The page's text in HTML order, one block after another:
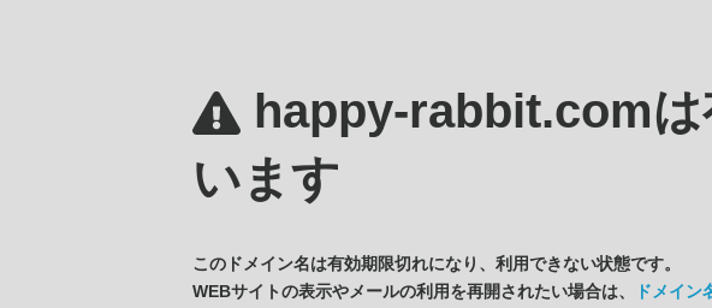
happy-rabbit.comは
います
このドメイン名は有効期限切れになり、利用できない状態です。
WEBサイトの表示やメールの利用を再開されたい場合は、
ドメイン